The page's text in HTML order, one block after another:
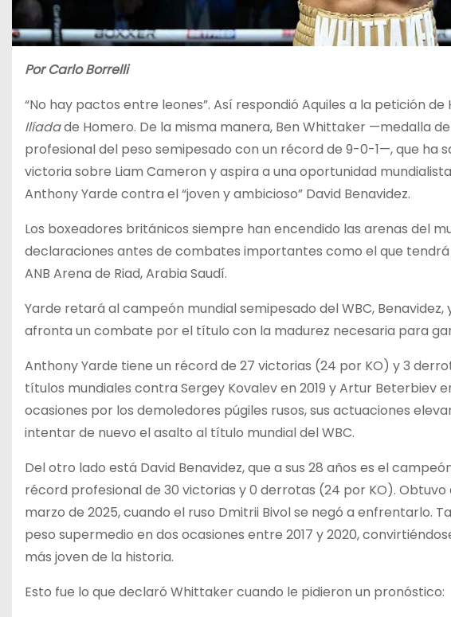
Por Carlo Borrelli
“No hay pactos entre leones”. Así respondió Aquiles a la petición
Ilíadade Homero. De la misma manera, Ben Whittaker —medalla
profesional del peso semipesado con un récord de 9-0-1—, que ha
victoria sobre Liam Cameron y aspira a una oportunidad
Anthony Yarde contra el “joven y ambicioso” David Benavidez.
Los boxeadores británicos siempre han encendido las arenas del
declaraciones antes de combates importantes como el que
ANB Arena de Riad, Arabia Saudí.
Yarde retará al campeón mundial semipesado del WBC,
afronta un combate por el título con la madurez necesaria para
Anthony Yarde tiene un récord de 27 victorias (24 por KO) y 3
títulos mundiales contra Sergey Kovalev en 2019 y Artur Beterbiev
ocasiones por los demoledores púgiles rusos, sus actuaciones
intentar de nuevo el asalto al título mundial del WBC.
Del otro lado está David Benavidez, que a sus 28 años es el
récord profesional de 30 victorias y 0 derrotas (24 por KO).
marzo de 2025, cuando el ruso Dmitrii Bivol se negó a enfrentarlo.
peso supermedio en dos ocasiones entre 2017 y 2020,
más joven de la historia.
Esto fue lo que declaró Whittaker cuando le pidieron un pronóstico: